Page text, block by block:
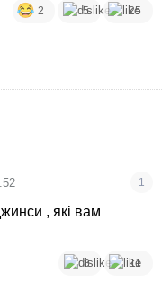
2 5 25
1
, які вам
8 11